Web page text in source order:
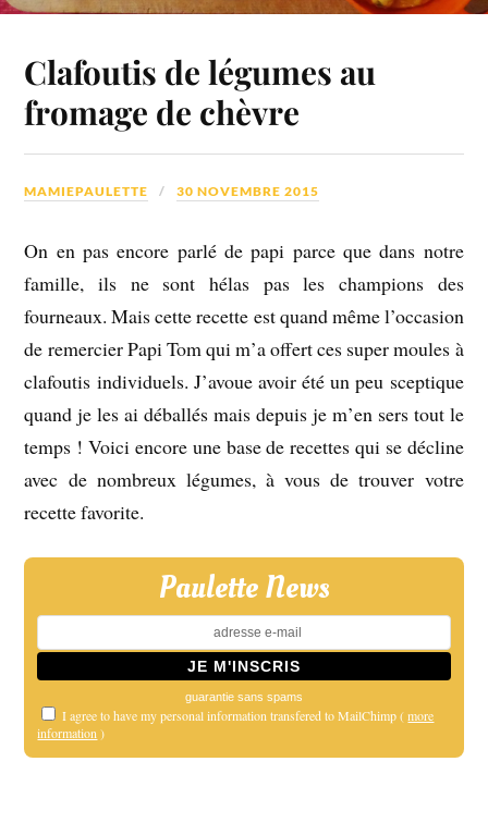
Clafoutis de légumes au
fromage de chèvre
MAMIEPAULETTE 30 NOVEMBRE 2015
On en pas encore parlé de papi parce que dans notre
famille, ils ne sont hélas pas les champions des
fourneaux. Mais cette recette est quand même l’occasion
de remercier Papi Tom qui m’a offert ces super moules à
clafoutis individuels. J’avoue avoir été un peu sceptique
quand je les ai déballés mais depuis je m’en sers tout le
temps ! Voici encore une base de recettes qui se décline
avec de nombreux légumes, à vous de trouver votre
recette favorite.
Paulette News
guarantie sans spams
I agree to have my personal information transfered to MailChimp (more
information )